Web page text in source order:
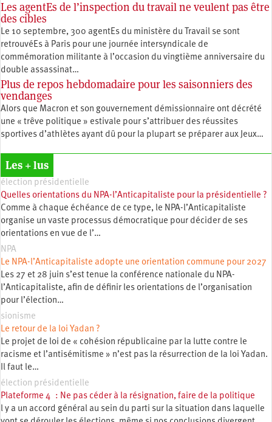
Les agentEs de l’inspection du travail ne veulent pas être
des cibles
Le 10 septembre, 300 agentEs du ministère du Travail se sont
retrouvéEs à Paris pour une journée intersyndicale de
commémoration militante à l’occasion du vingtième anniversaire du
double assassinat…
Plus de repos hebdomadaire pour les saisonniers des
vendanges
Alors que Macron et son gouvernement démissionnaire ont décrété
une « trêve politique » estivale pour s’attribuer des réussites
sportives d’athlètes ayant dû pour la plupart se préparer aux Jeux…
Les + lus
élection présidentielle
Quelles orientations du NPA-l’Anticapitaliste pour la présidentielle ?
Comme à chaque échéance de ce type, le NPA-l’Anticapitaliste
organise un vaste processus démocratique pour décider de ses
orientations en vue de l’…
NPA
Le NPA-l’Anticapitaliste adopte une orientation commune pour 2027
Les 27 et 28 juin s’est tenue la conférence nationale du NPA-
l’Anticapitaliste, afin de définir les orientations de l’organisation
pour l’élection…
sionisme
Le retour de la loi Yadan ?
Le projet de loi de « cohésion républicaine par la lutte contre le
racisme et l’antisémitisme » n’est pas la résurrection de la loi Yadan.
Il faut le…
élection présidentielle
Plateforme 4 : Ne pas céder à la résignation, faire de la politique
l y a un accord général au sein du parti sur la situation dans laquelle